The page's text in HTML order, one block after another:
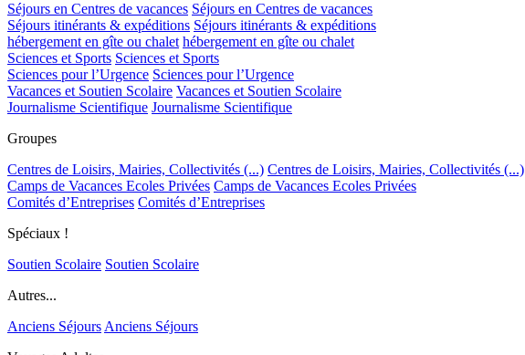
Séjours en Centres de vacances Séjours en Centres de vacances
Séjours itinérants & expéditions Séjours itinérants & expéditions
hébergement en gîte ou chalet hébergement en gîte ou chalet
Sciences et Sports Sciences et Sports
Sciences pour l’Urgence Sciences pour l’Urgence
Vacances et Soutien Scolaire Vacances et Soutien Scolaire
Journalisme Scientifique Journalisme Scientifique
Groupes
Centres de Loisirs, Mairies, Collectivités (...) Centres de Loisirs, Mairies, Collectivités (...)
Camps de Vacances Ecoles Privées Camps de Vacances Ecoles Privées
Comités d’Entreprises Comités d’Entreprises
Spéciaux !
Soutien Scolaire Soutien Scolaire
Autres...
Anciens SéjoursAnciens Séjours